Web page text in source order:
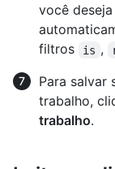
você
filtros
is ,
Para salvar
trabalho,
trabalho.